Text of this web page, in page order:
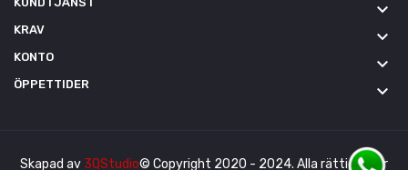
keyboard_arrow_down
KRAV keyboard_arrow_down
KONTO keyboard_arrow_down
ÖPPETTIDER keyboard_arrow_down
Skapad av 3QStudio© Copyright 2020 - 2024. Alla rättigheter